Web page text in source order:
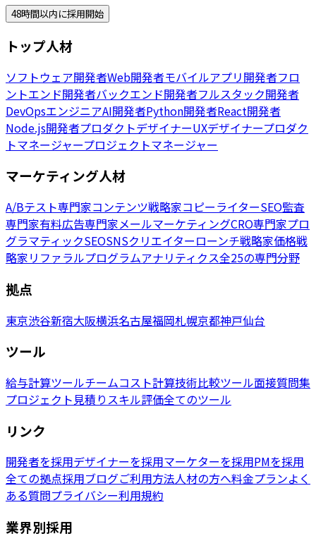
48時間以内に採用開始
トップ人材
ソフトウェア開発者Web開発者モバイルアプリ開発者フロ
ントエンド開発者バックエンド開発者フルスタック開発者
DevOpsエンジニアAI開発者Python開発者React開発者
Node.js開発者プロダクトデザイナーUXデザイナープロダク
トマネージャープロジェクトマネージャー
マーケティング人材
A/Bテスト専門家コンテンツ戦略家コピーライターSEO監査
専門家有料広告専門家メールマーケティングCRO専門家プロ
グラマティックSEOSNSクリエイターローンチ戦略家価格戦
略家リファラルプログラムアナリティクス全25の専門分野
拠点
東京渋谷新宿大阪横浜名古屋福岡札幌京都神戸仙台
ツール
給与計算ツールチームコスト計算技術比較ツール面接質問集
プロジェクト見積りスキル評価全てのツール
リンク
開発者を採用デザイナーを採用マーケターを採用PMを採用
全ての拠点採用ブログご利用方法人材の方へ料金プランよく
ある質問プライバシー利用規約
業界別採用